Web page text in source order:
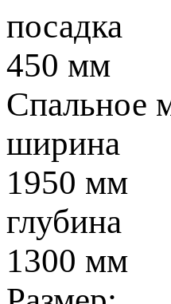
посадка
450 мм
Спальное
ширина
1950 мм
глубина
1300 мм